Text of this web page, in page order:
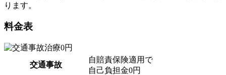
ります。
料金表
交通事故
自賠責保険適用で
自己負担金0円